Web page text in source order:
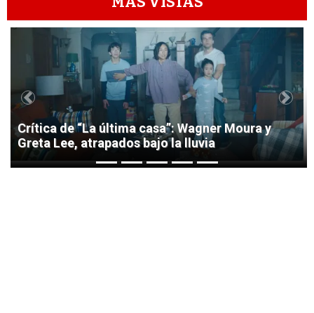
1
Crítica de “La última casa”: Wagner Moura y
Greta Lee, atrapados bajo la lluvia
Previous Next